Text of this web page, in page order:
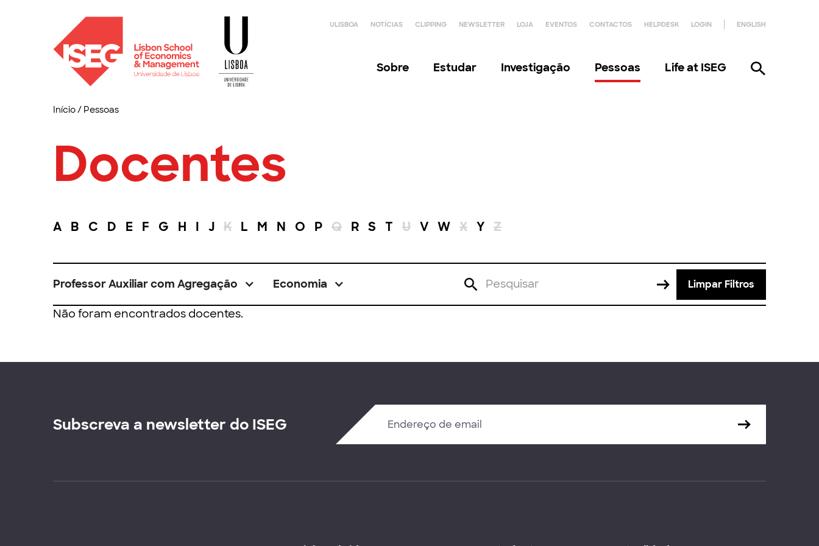
ULISBOA NOTÍCIAS CLIPPING NEWSLETTER LOJA EVENTOS CONTACTOS HELPDESK LOGIN ENGLISH
Sobre Estudar Investigação Pessoas Life at ISEG
Início/ Pessoas
Docentes
A B C D E F G H I J K L M N O P Q R S T U V W X Y Z
Professor Auxiliar com Agregação Economia Limpar Filtros
Não foram encontrados docentes.
Subscreva a newsletter do ISEG